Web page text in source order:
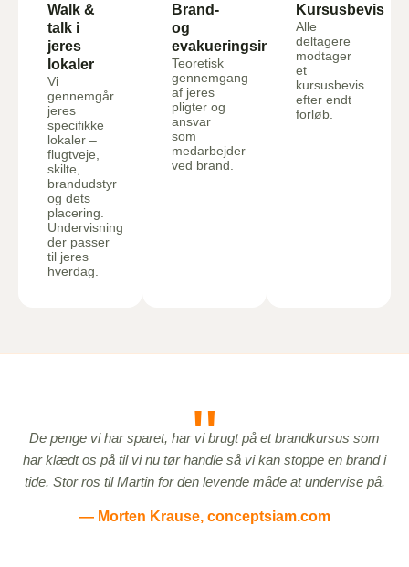
Walk &
talk i
jeres
lokaler
Vi
gennemgår
jeres
specifikke
lokaler –
flugtveje,
skilte,
brandudstyr
og dets
placering.
Undervisning
der passer
til jeres
hverdag.
Brand-
og
evakueringsinstruks
Teoretisk
gennemgang
af jeres
pligter og
ansvar
som
medarbejder
ved brand.
Kursusbevis
Alle
deltagere
modtager
et
kursusbevis
efter endt
forløb.
"
De penge vi har sparet, har vi brugt på et brandkursus som
har klædt os på til vi nu tør handle så vi kan stoppe en brand i
tide. Stor ros til Martin for den levende måde at undervise på.
— Morten Krause, conceptsiam.com